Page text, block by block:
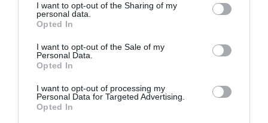
I want to opt-out of the Sharing of my
personal data.
Opted In
I want to opt-out of the Sale of my
Personal Data.
Opted In
I want to opt-out of processing my
Personal Data for Targeted Advertising.
Opted In
Γυμνασίου, αν το θυμάμαι καλά. Εκεί άρχισα να
ξεψαρώνω κι εγώ. Είχα βρει τότε μια παρέα με κάτι
κορίτσια που είχαμε πολλή χημεία. Σε αυτή την τάξη
είχα αναλάβει τις γιορτές και μετά και στο Λύκειο. Κάθε
κάποια άλλα παιδιά.